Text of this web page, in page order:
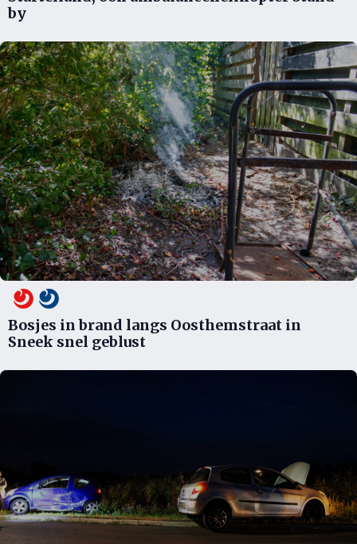
by
Bosjes in brand langs Oosthemstraat in
Sneek snel geblust